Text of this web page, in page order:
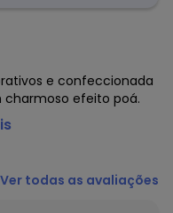
e confeccionada
efeito poá.
Devorê
Ver todas as avaliações